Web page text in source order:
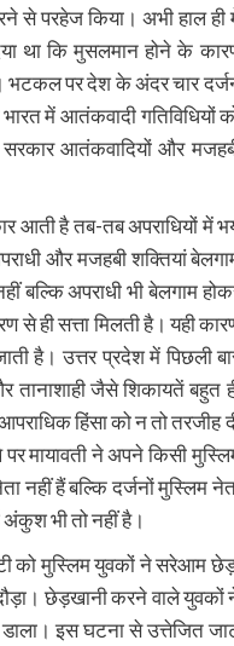
से परहेज किया। अभी हाल ही
था कि मुसलमान होने के
भटकल पर देश के अंदर चार
में आतंकवादी गतिविधियों
आतंकवादियों और
आती है तब-तब अपराधियों में
और मजहबी शक्तियां
बल्कि अपराधी भी बेलगाम
से ही सत्ता मिलती है। यही
है। उत्तर प्रदेश में पिछली
तानाशाही जैसे शिकायतें बहुत
हिंसा को न तो तरजीह
मायावती ने अपने किसी
हैं बल्कि दर्जनों मुस्लिम
अंकुश भी तो नहीं है।
को मुस्लिम युवकों ने सरेआम
छेड़खानी करने वाले युवकों
इस घटना से उत्तेजित